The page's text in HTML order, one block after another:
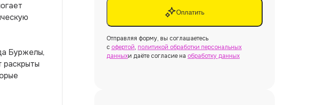
Буржелы,
раскрыты
Оплатить
Отправляя форму, вы соглашаетесь
с офертой, политикой обработки персональных
данныхи даёте согласие на обработку данных